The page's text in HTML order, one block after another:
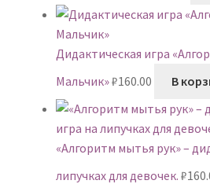
Дидактическая игра
Мальчик»₽160.00 В
«Алгоритм мытья рук» –
липучках для девочек. ₽